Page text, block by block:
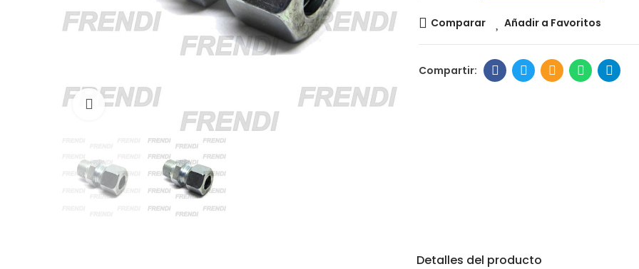
Click para agrandar
Comparar Añadir a Favoritos
Detalles del producto